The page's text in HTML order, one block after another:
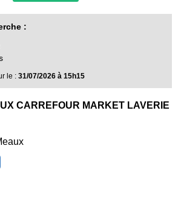
:
le : 31/07/2026 à 15h15
CARREFOUR MARKET LAVERIE